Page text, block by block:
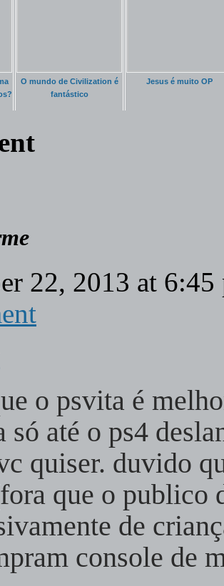
O mundo de Civilization é
fantástico
Jesus é muito OP
22, 2013 at
o psvita é
só até o ps4
quiser. duvido
que o publico
de
console de